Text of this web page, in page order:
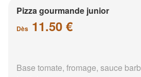
Pizza gourmande junior
Dès 11.50 €
Base tomate, fromage, sauce